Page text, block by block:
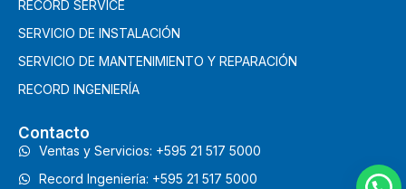
RECORD SERVICE
SERVICIO DE INSTALACIÓN
SERVICIO DE MANTENIMIENTO Y REPARACIÓN
RECORD INGENIERÍA
Contacto
Ventas y Servicios: +595 21 517 5000
Record Ingeniería: +595 21 517 5000